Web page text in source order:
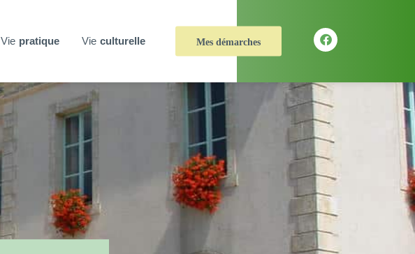
Vie pratique Vie culturelle Mes démarches